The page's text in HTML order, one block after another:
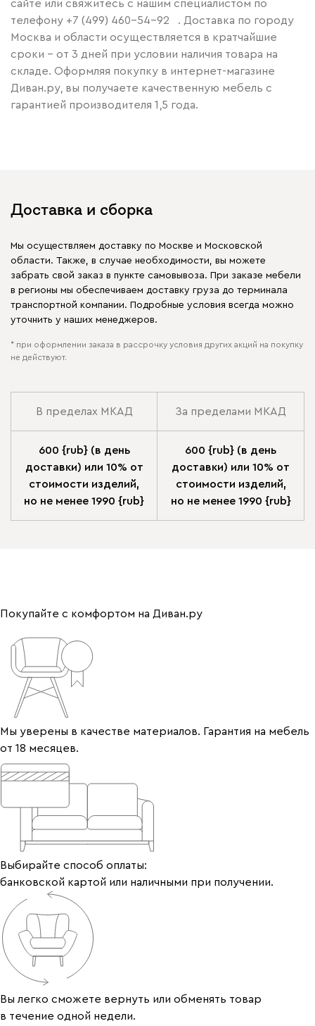
сайте или свяжитесь с нашим специалистом по
телефону +7 (499) 460-54-92
. Доставка по городу
Москва и области осуществляется в кратчайшие
сроки – от 3 дней при условии наличия товара на
складе. Оформляя покупку в интернет-магазине
Диван.ру, вы получаете качественную мебель с
гарантией производителя 1,5 года.
Доставка и сборка
Мы осуществляем доставку по Москве и Московской
области. Также, в случае необходимости, вы можете
забрать свой заказ в пункте самовывоза. При заказе мебели
в регионы мы обеспечиваем доставку груза до терминала
транспортной компании. Подробные условия всегда можно
уточнить у наших менеджеров.
* при оформлении заказа в рассрочку условия других акций на покупку
не действуют.
В пределах МКАД За пределами МКАД
600 {rub} (в день
доставки) или 10% от
стоимости изделий,
но не менее 1990 {rub}
600 {rub} (в день
доставки) или 10% от
стоимости изделий,
но не менее 1990 {rub}
Покупайте с комфортом на Диван.ру
Мы уверены в качестве материалов. Гарантия на мебель
от 18 месяцев.
Выбирайте способ оплаты:
банковской картой или наличными при получении.
Вы легко сможете вернуть или обменять товар
в течение одной недели.